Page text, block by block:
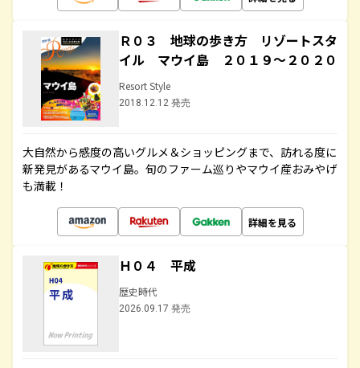
Ｒ０３ 地球の歩き方 リゾートスタ
イル マウイ島 ２０１９～２０２０
Resort Style
2018.12.12 発売
大自然から感度の高いグルメ＆ショッピングまで、訪れる度に
新発見があるマウイ島。旬のファーム巡りやマウイ産おみやげ
も満載！
詳細を見る
Ｈ０４ 平成
歴史時代
2026.09.17 発売